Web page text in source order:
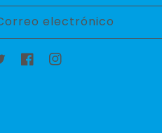
electrónico
FacebookInstagram